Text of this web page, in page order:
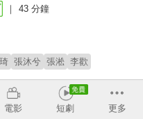
43 分鐘
張沐兮 張淞 李歡
電影 短劇 更多